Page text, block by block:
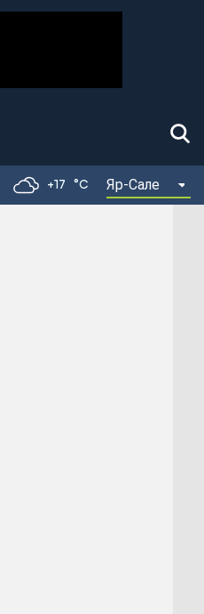
+17 °C Яр-Сале